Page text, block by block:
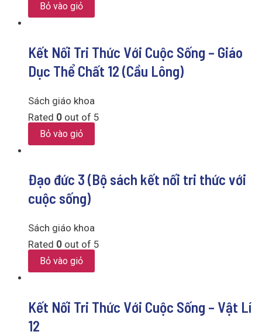
Bỏ vào giỏ
Kết Nối Tri Thức Với Cuộc Sống – Giáo
Dục Thể Chất 12 (Cầu Lông)
Sách giáo khoa
Rated 0 out of 5
Bỏ vào giỏ
Đạo đức 3 (Bộ sách kết nối tri thức với
cuộc sống)
Sách giáo khoa
Rated 0 out of 5
Bỏ vào giỏ
Kết Nối Tri Thức Với Cuộc Sống – Vật Lí
12